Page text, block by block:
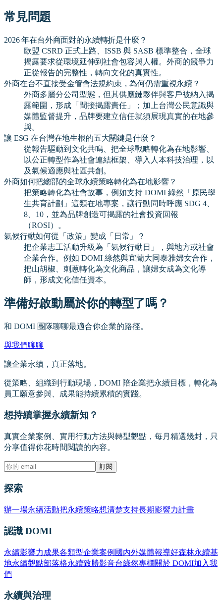
常見問題
2026 年在台外商面對的永續轉折是什麼？
歐盟 CSRD 正式上路、ISSB 與 SASB 標準整合，全球
揭露要求從環境延伸到社會包容與人權。外商的競爭力
正從報告的完整性，轉向文化的真實性。
外商在台不直接受金管會法規約束，為何仍需重視永續？
外商多屬分公司型態，但其供應鏈夥伴與客戶被納入揭
露範圍，形成「間接揭露責任」；加上台灣公民意識與
媒體監督提升，品牌要建立信任就須展現真實的在地參
與。
讓 ESG 在台灣在地生根的五大關鍵是什麼？
從報告驅動到文化共鳴、把全球戰略轉化為在地影響、
以公正轉型作為社會連結框架、導入人本科技治理，以
及氣候適應與社區共創。
外商如何把總部的全球永續策略轉化為在地影響？
把策略轉化為社會故事，例如支持 DOMI 綠然「原民學
生共育計劃」這類在地專案，讓行動同時呼應 SDG 4、
8、10，並為品牌創造可揭露的社會投資回報
（ROSI）。
氣候行動如何從「政策」變成「日常」？
把企業志工活動升級為「氣候行動日」，與地方或社會
企業合作。例如 DOMI 綠然與宜蘭大同泰雅婦女合作，
把山胡椒、刺蔥轉化為文化商品，讓婦女成為文化導
師，形成文化信任資本。
準備好啟動屬於你的轉型了嗎？
和 DOMI 團隊聊聊最適合你企業的路徑。
與我們聊聊
讓企業永續，真正落地。
從策略、組織到行動現場，DOMI 陪企業把永續目標，轉化為
員工願意參與、成果能持續累積的實踐。
想持續掌握永續新知？
真實企業案例、實用行動方法與轉型觀點，每月精選幾封，只
分享值得你花時間閱讀的內容。
訂閱
探索
辦一場永續活動把永續策略想清楚支持長期影響力計畫
認識 DOMI
永續影響力成果各類型企業案例 國內外媒體報導好森林永續基
地永續觀點部落格永續致勝影音台綠然專欄關於 DOMI加入我
們
永續與治理